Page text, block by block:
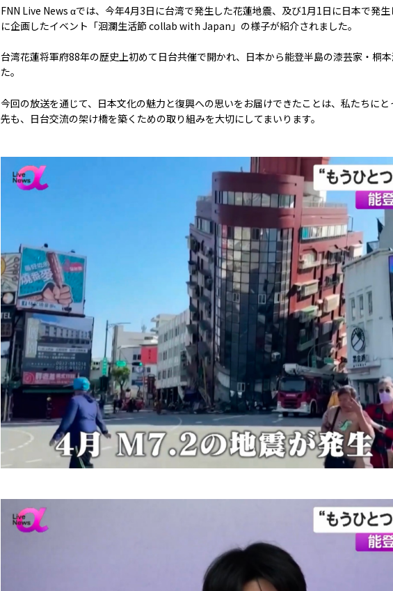
FNN Live News αでは、今年4月3日に台湾で発生した花蓮地震、及び1月1日に日本で発
に企画したイベント「洄瀾生活節 collab with Japan」の様子が紹介されました。
台湾花蓮将軍府88年の歴史上初めて日台共催で開かれ、日本から能登半島の漆芸家・桐
た。
今回の放送を通じて、日本文化の魅力と復興への思いをお届けできたことは、私たちに
先も、日台交流の架け橋を築くための取り組みを大切にしてまいります。